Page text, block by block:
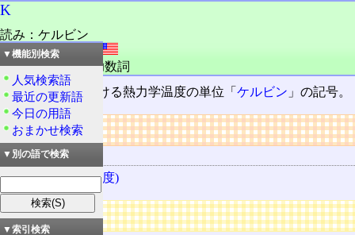
K
読み：ケルビン
外語：Kelvin
品詞：名詞,単位助数詞
国際単位系における熱力学温度の単位「ケルビン 」の記号。
リンク
関連する用語
ケルビン (温度)
広告
▼機能別検索
人気検索語
最近の更新語
今日の用語
おまかせ検索
▼別の語で検索
▼索引検索